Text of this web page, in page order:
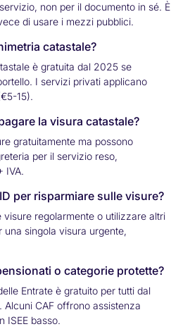
non per il documento in sé. È
di usare i mezzi pubblici.
catastale?
è gratuita dal 2025 se
I servizi privati applicano
15).
la visura catastale?
gratuitamente ma possono
per il servizio reso,
IVA.
per risparmiare sulle visure?
visure regolarmente o utilizzare altri
una singola visura urgente,
o categorie protette?
Entrate è gratuito per tutti dal
CAF offrono assistenza
ISEE basso.